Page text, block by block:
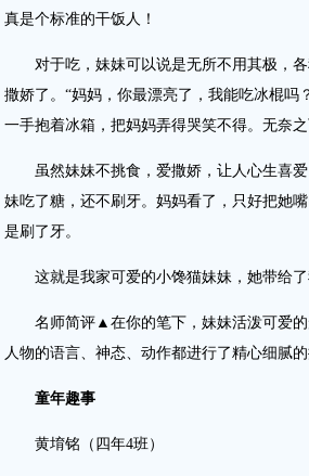
真是个标准的干饭人！
对于吃，妹妹可以说是无所不用其极，各
撒娇了。“妈妈，你最漂亮了，我能吃冰棍吗
一手抱着冰箱，把妈妈弄得哭笑不得。无奈
虽然妹妹不挑食，爱撒娇，让人心生喜
妹吃了糖，还不刷牙。妈妈看了，只好把她
是刷了牙。
这就是我家可爱的小馋猫妹妹，她带给了
名师简评▲在你的笔下，妹妹活泼可爱的
人物的语言、神态、动作都进行了精心细腻
童年趣事
黄堉铭（四年4班）